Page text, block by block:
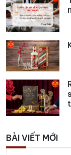
BÀI VIẾT MỚI